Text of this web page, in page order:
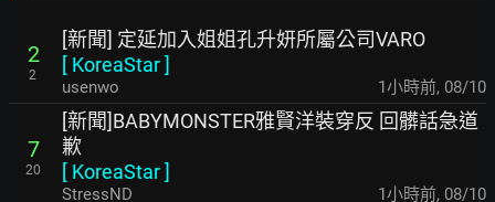
2
2
[新聞] 定延加入姐姐孔升妍所屬公司VARO
[ KoreaStar]
usenwo 1小時前, 08/10
7
20
[新聞]BABYMONSTER雅賢洋裝穿反 回髒話急道
歉
[ KoreaStar]
StressND 1小時前, 08/10